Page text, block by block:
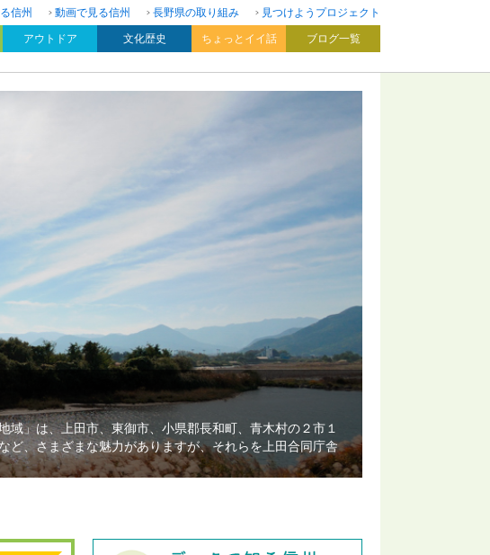
信州 動画で見る信州 長野県の取り組み
見つけようプロジェクト
アウトドア 文化歴史 ちょっとイイ話 ブログ一覧
」は、上田市、東御市、小県郡長和町、青木村の２市１
ど、さまざまな魅力がありますが、それらを上田合同庁舎